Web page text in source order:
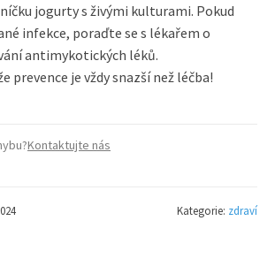
jogurty s živými kulturami. Pokud
infekce, poraďte se s lékařem o
antimykotických léků.
prevence je vždy snazší než léčba!
Kontaktujte nás
Kategorie: zdraví